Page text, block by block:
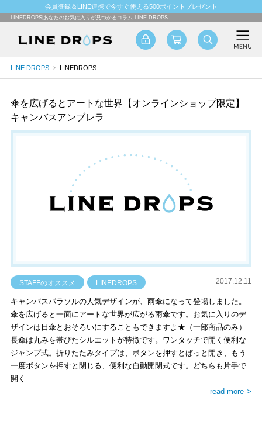
会員登録＆LINE連携で今すぐ使える500ポイントプレゼント
LINEDROPS|あなたのお気に入りが見つかるコラム-LINE DROPS-
LINE DROPS LINEDROPS
傘を広げるとアートな世界【オンラインショップ限定】
キャンバスアンブレラ
STAFFのオススメ LINEDROPS 2017.12.11
キャンバスパラソルの人気デザインが、雨傘になって登場しました。
傘を広げると一面にアートな世界が広がる雨傘です。お気に入りのデ
ザインは日傘とおそろいにすることもできますよ★（一部商品のみ）
長傘は丸みを帯びたシルエットが特徴です。ワンタッチで開く便利な
ジャンプ式。折りたたみタイプは、ボタンを押すとぱっと開き、もう
一度ボタンを押すと閉じる、便利な自動開閉式です。どちらも片手で
開く…
read more